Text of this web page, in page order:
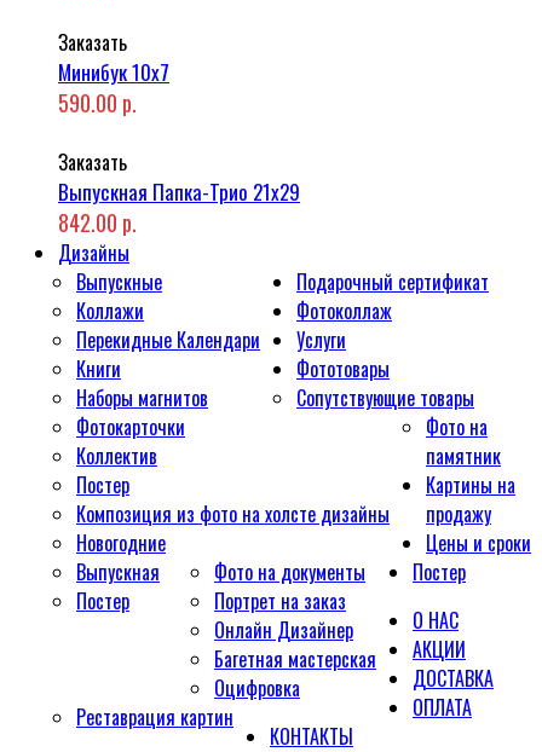
Заказать
Минибук 10х7
590.00 р.
Заказать
Выпускная Папка-Трио 21x29
842.00 р.
Дизайны
Выпускные
Коллажи
Перекидные Календари
Книги
Наборы магнитов
Фотокарточки
Коллектив
Постер
Композиция из фото на холсте дизайны
Новогодние
Выпускная
Постер
Подарочный сертификат
Фотоколлаж
Услуги
Фото на документы
Портрет на заказ
Онлайн Дизайнер
Багетная мастерская
Оцифровка
Реставрация картин
Фототовары
Сопутствующие товары
Фото на
памятник
Картины на
продажу
Цены и сроки
Постер
О НАС
АКЦИИ
ДОСТАВКА
ОПЛАТА
КОНТАКТЫ